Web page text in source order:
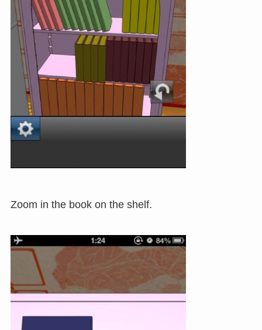
Zoom in the book on the shelf.